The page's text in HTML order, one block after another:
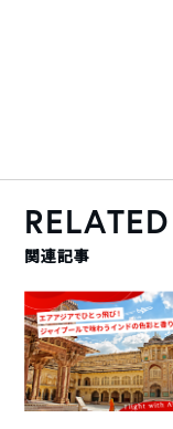
RELATED
関連記事